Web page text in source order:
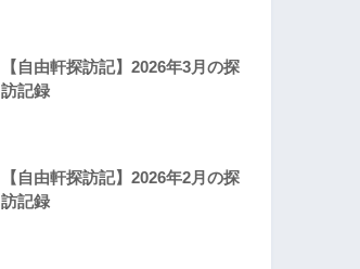
【自由軒探訪記】2026年3月の探
訪記録
【自由軒探訪記】2026年2月の探
訪記録